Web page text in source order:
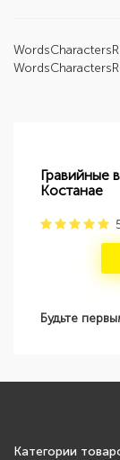
WordsCharacters
WordsCharacters
Гравийные
Костанае
Будьте
Категории